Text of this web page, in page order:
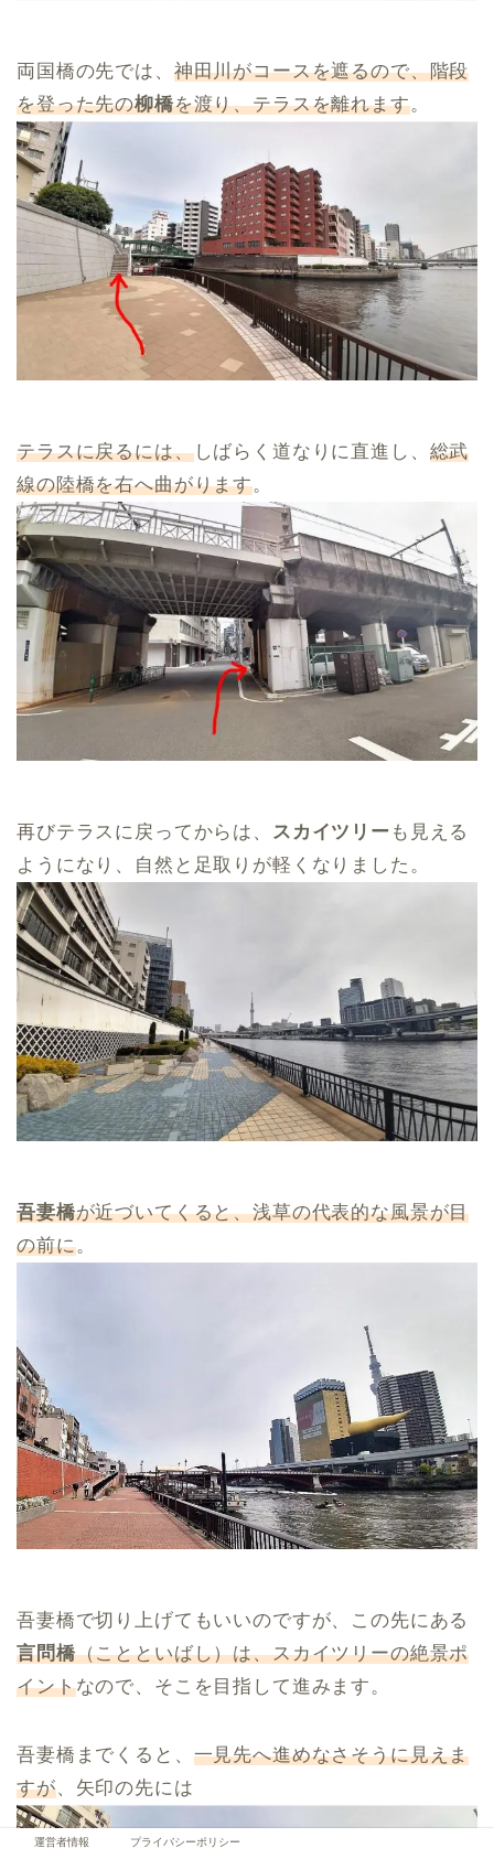
両国橋の先では、 神田川がコースを遮るので、階段
を登った先の柳橋を渡り、テラスを離れます。
テラスに戻るには、しばらく道なりに直進し、 総武
線の陸橋を右へ曲がります。
再びテラスに戻ってからは、 スカイツリー も見える
ようになり、自然と足取りが軽くなりました。
吾妻橋が近づいてくると、浅草の代表的な風景が目
の前に。
吾妻橋で切り上げてもいいのですが、この先にある
言問橋（ことといばし）は、スカイツリーの絶景ポ
イントなので、そこを目指して進みます。
吾妻橋までくると、 一見先へ進めなさそうに見えま
すが、矢印の先には
運営者情報 プライバシーポリシー